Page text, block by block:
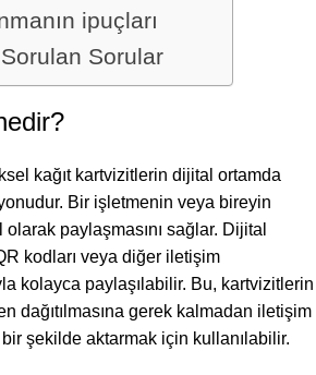
ipuçları
Sorulan Sorular
kağıt kartvizitlerin dijital ortamda
Bir işletmenin veya bireyin
paylaşmasını sağlar. Dijital
kodları veya diğer iletişim
kolayca paylaşılabilir. Bu, kartvizitlerin
dağıtılmasına gerek kalmadan iletişim
şekilde aktarmak için kullanılabilir.